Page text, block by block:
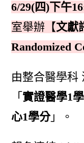
6/29(四)下午
室舉辦【文獻
Randomized
由整合醫學科
「 實證醫學1
心1學分」。